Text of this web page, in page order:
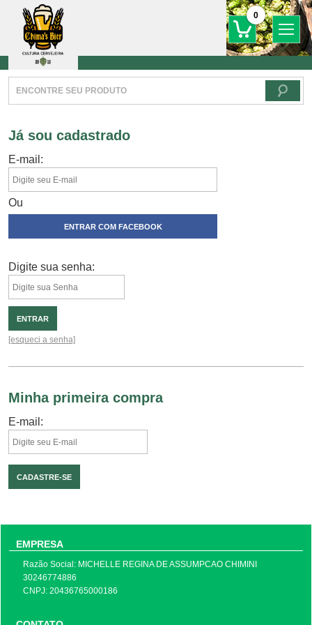
0
Já sou cadastrado
E-mail:
Ou
ENTRAR COM FACEBOOK
Digite sua senha:
ENTRAR
[esqueci a senha]
Minha primeira compra
E-mail:
CADASTRE-SE
EMPRESA
Razão Social: MICHELLE REGINA DE ASSUMPCAO CHIMINI
30246774886
CNPJ: 20436765000186